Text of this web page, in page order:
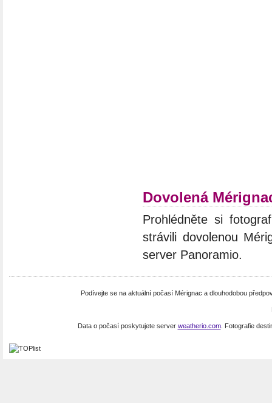
Dovolená
Prohlédněte si
strávili dovolenou
server Panoramio.
Podívejte se na aktuální počasí Mérignac a dlouhodobou
Data o počasí poskytujete server weatherio.com. Fotografie